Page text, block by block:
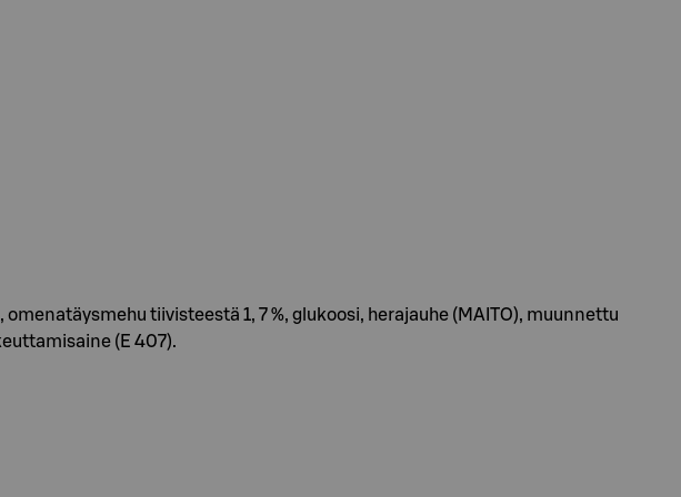
omenatäysmehu tiivisteestä 1, 7 %, glukoosi, herajauhe (MAITO), muunnettu
(E 407).